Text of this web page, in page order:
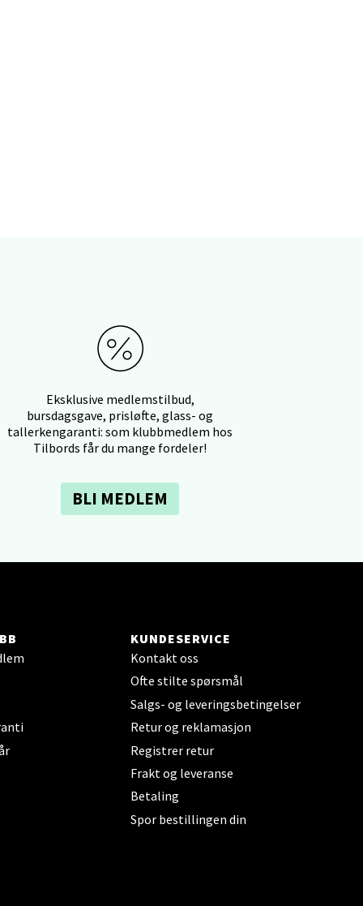
Eksklusive medlemstilbud,
bursdagsgave, prisløfte, glass- og
tallerkengaranti: som klubbmedlem hos
Tilbords får du mange fordeler!
BLI MEDLEM
KUNDESERVICE
Kontakt oss
Ofte stilte spørsmål
Salgs- og leveringsbetingelser
Retur og reklamasjon
Registrer retur
Frakt og leveranse
Betaling
Spor bestillingen din